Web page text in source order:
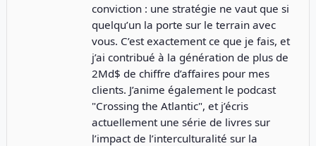
conviction : une stratégie ne vaut que si
quelqu’un la porte sur le terrain avec
vous. C’est exactement ce que je fais, et
j’ai contribué à la génération de plus de
2Md$ de chiffre d’affaires pour mes
clients. J’anime également le podcast
"Crossing the Atlantic", et j’écris
actuellement une série de livres sur
l’impact de l’interculturalité sur la